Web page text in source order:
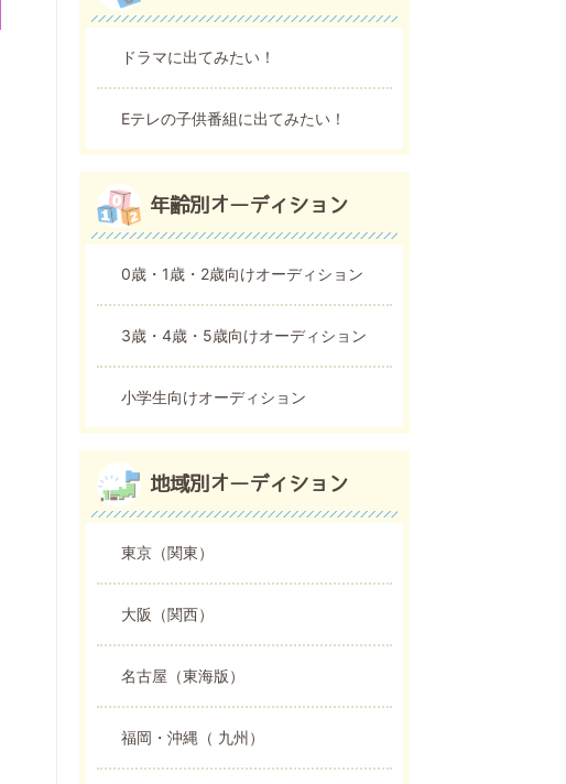
ドラマに出てみたい！
Eテレの子供番組に出てみたい！
年齢別オーディション
0歳・1歳・2歳向けオーディション
3歳・4歳・5歳向けオーディション
小学生向けオーディション
地域別オーディション
東京（関東）
大阪（関西）
名古屋（東海版）
福岡・沖縄（ 九州）